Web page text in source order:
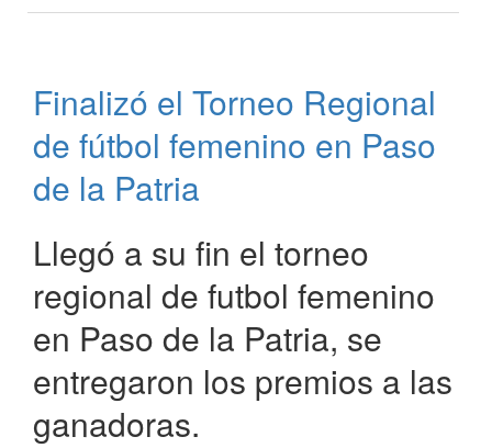
en
Paso
de
la
Patria
Finalizó el Torneo Regional
de fútbol femenino en Paso
de la Patria
Llegó a su fin el torneo
regional de futbol femenino
en Paso de la Patria, se
entregaron los premios a las
ganadoras.